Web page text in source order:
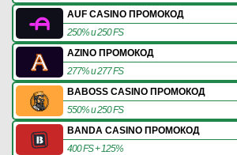
AUF CASINO ПРОМОКОД
250% и 250 FS
AZINO ПРОМОКОД
277% и 277 FS
BABOSS CASINO ПРОМОКОД
550% и 250 FS
BANDA CASINO ПРОМОКОД
400 FS + 125%